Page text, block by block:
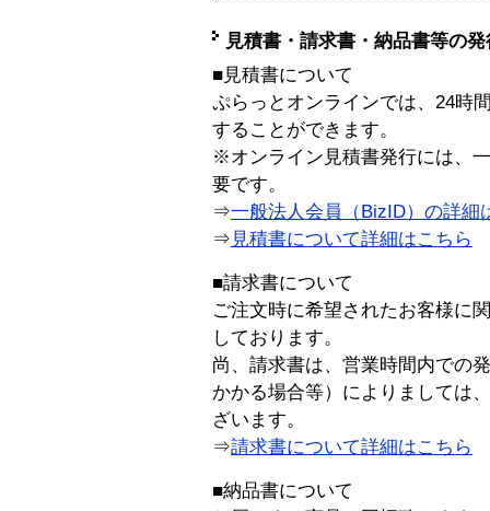
見積書・請求書・納品書等の
■見積書について
ぷらっとオンラインでは、24時
することができます。
※オンライン見積書発行には、
要です。
⇒一般法人会員（BizID）の詳細
⇒ 見積書について詳細はこちら
■請求書について
ご注文時に希望されたお客様に
しております。
尚、請求書は、営業時間内での
かかる場合等）によりましては
ざいます。
⇒請求書について詳細はこちら
■納品書について